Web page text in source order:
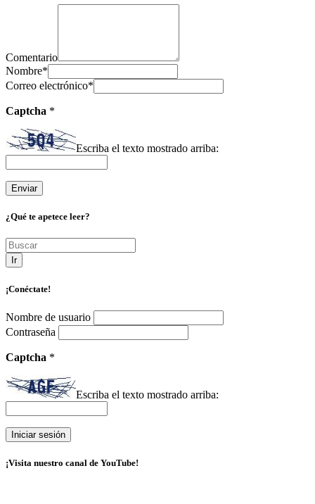
Comentario
Nombre*
Correo electrónico*
Captcha *
Escriba el texto mostrado arriba:
¿Qué te apetece leer?
Ir
¡Conéctate!
Nombre de usuario
Contraseña
Captcha *
Escriba el texto mostrado arriba:
¡Visita nuestro canal de YouTube!